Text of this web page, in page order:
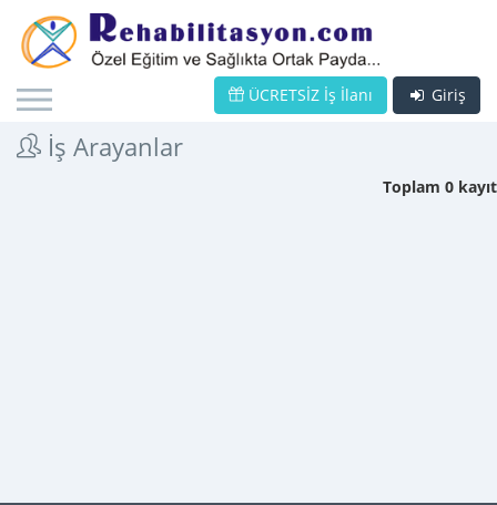
Giriş
ÜCRETSİZ İş İlanı
İş Arayanlar
Toplam 0 kayıt